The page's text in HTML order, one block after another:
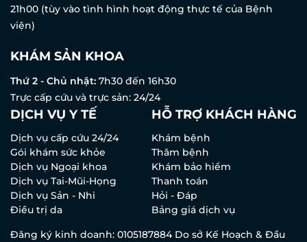
21h00 (tùy vào tình hình hoạt động thực tế của Bệnh
viện)
KHÁM SẢN KHOA
Thứ 2 - Chủ nhật: 7h30 đến 16h30
Trực cấp cứu và trực sản: 24/24
DỊCH VỤ Y TẾ
Dịch vụ cấp cứu 24/24
Gói khám sức khỏe
Dịch vụ Ngoại khoa
Dịch vụ Tai-Mũi-Họng
Dịch vụ Sản - Nhi
Điều trị da
HỖ TRỢ KHÁCH HÀNG
Khám bệnh
Thăm bệnh
Khám bảo hiểm
Thanh toán
Hỏi - Đáp
Bảng giá dịch vụ
Đăng ký kinh doanh: 0105187884 Do sở Kế Hoạch & Đầu